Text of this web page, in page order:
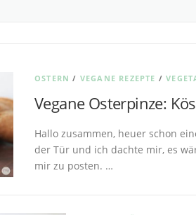
OSTERN / VEGANE REZEPTE /
Vegane Osterpinze:
Hallo zusammen, heuer schon
der Tür und ich dachte mir, es
mir zu posten. …